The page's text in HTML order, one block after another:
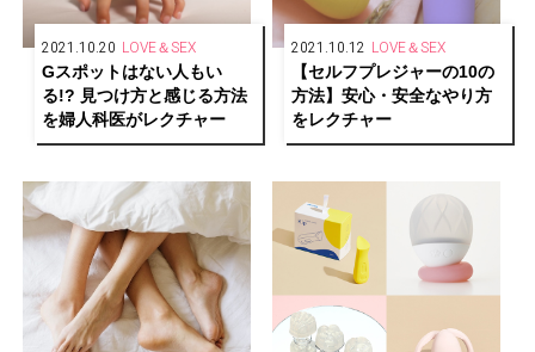
2021.10.20 LOVE＆SEX
Gスポットはない人もい
る!? 見つけ方と感じる方法
を婦人科医がレクチャー
2021.10.12 LOVE＆SEX
【セルフプレジャーの10の
方法】安心・安全なやり方
をレクチャー